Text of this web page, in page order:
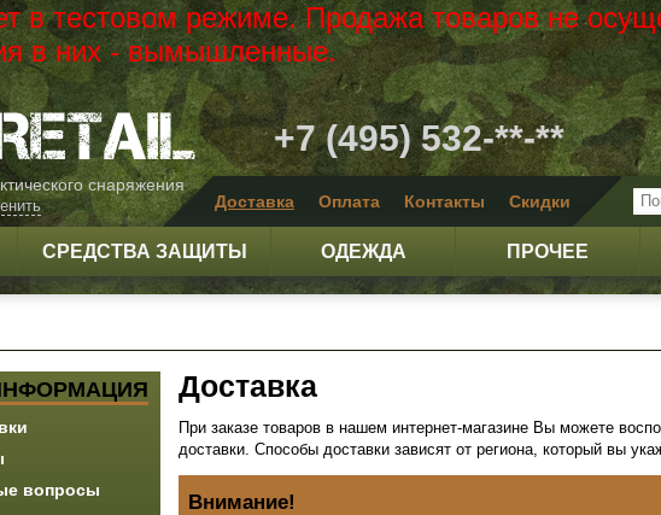
в тестовом режиме. Продажа товаров не
в них - вымышленные.
снаряжения
+7 (495) 532-**-**
Доставка Оплата Контакты Скидки
СРЕДСТВА ЗАЩИТЫ ОДЕЖДА ПРОЧЕЕ
вопросы
Доставка
При заказе товаров в нашем интернет-магазине Вы можете
доставки. Способы доставки зависят от региона, который вы
Внимание!